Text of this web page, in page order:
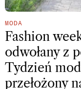
MODA
Fashion
odwołany z
Tydzień
przełożony